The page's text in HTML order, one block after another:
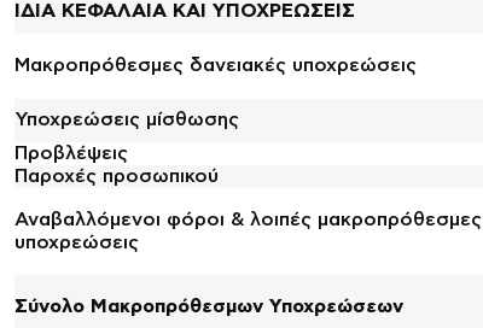
ΙΔΙΑ ΚΕΦΑΛΑΙΑ ΚΑΙ ΥΠΟΧΡΕΩΣΕΙΣ
Μακροπρόθεσμες δανειακές υποχρεώσεις
Υποχρεώσεις μίσθωσης
Προβλέψεις
Παροχές προσωπικού
Αναβαλλόμενοι φόροι & λοιπές μακροπρόθεσμες
υποχρεώσεις
Σύνολο Μακροπρόθεσμων Υποχρεώσεων